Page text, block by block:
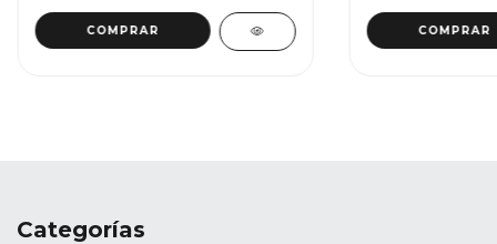
Categorías